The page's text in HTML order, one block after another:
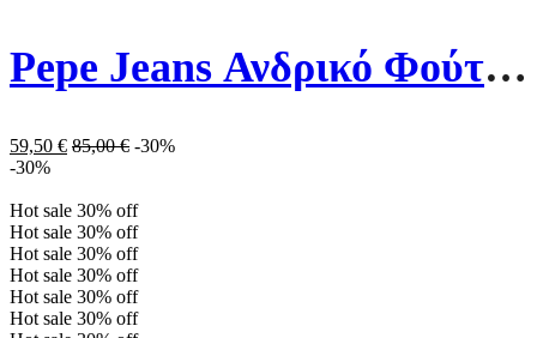
Pepe Jeans Ανδρικό Φούτερ Με Κουκούλα PM582243-732 Χακί
59,50 € 85,00€ -30%
-30%
Hot sale 30% off
Hot sale 30% off
Hot sale 30% off
Hot sale 30% off
Hot sale 30% off
Hot sale 30% off